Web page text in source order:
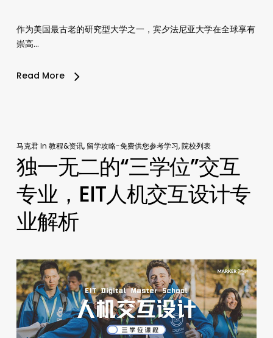
作为美国最古老的研究型大学之一，宾夕法尼亚大学在全球享有
崇高…
Read More
马克君In 教程&资讯, 留学攻略-免费供您参考学习,院校列表
独一无二的“三学位”交互
专业，EIT人机交互设计专
业解析